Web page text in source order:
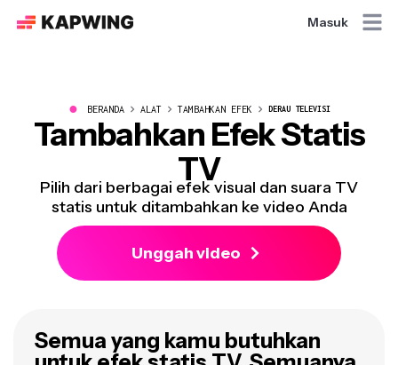
Masuk
● BERANDA ALAT TAMBAHKAN EFEK DERAU TELEVISI
Tambahkan Efek Statis
TV
Pilih dari berbagai efek visual dan suara TV
statis untuk ditambahkan ke video Anda
Unggah video
Semua yang kamu butuhkan